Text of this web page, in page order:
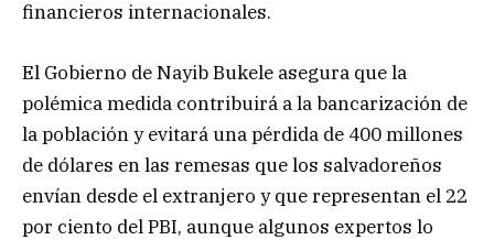
financieros internacionales.
El Gobierno de Nayib Bukele asegura que la
polémica medida contribuirá a la bancarización de
la población y evitará una pérdida de 400 millones
de dólares en las remesas que los salvadoreños
envían desde el extranjero y que representan el 22
por ciento del PBI, aunque algunos expertos lo